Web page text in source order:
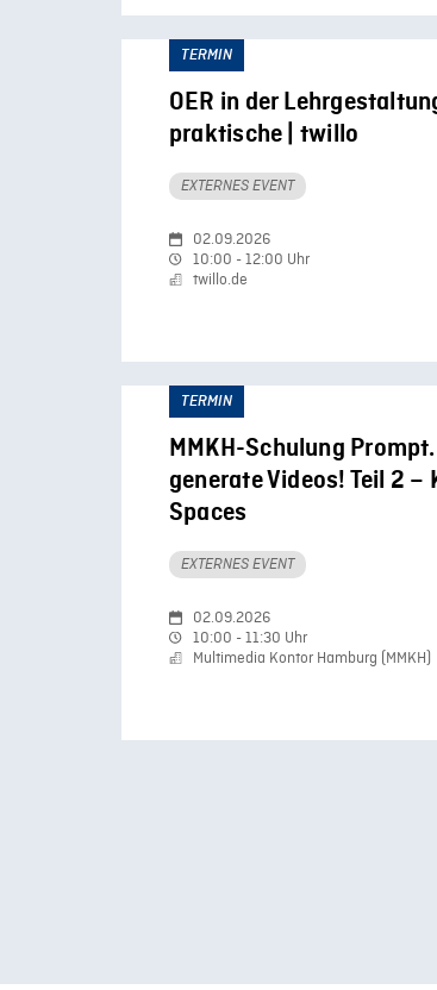
TERMIN
OER in der
praktische | twillo
EXTERNES EVENT
02.09.2026
10:00 - 12:00 Uhr
twillo.de
TERMIN
MMKH-Schulung
generate Videos! Teil 2
Spaces
EXTERNES EVENT
02.09.2026
10:00 - 11:30 Uhr
Multimedia Kontor Hamburg (MMKH)